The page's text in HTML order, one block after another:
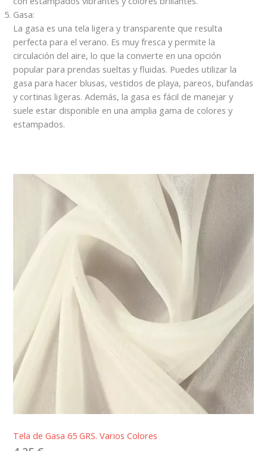
Gasa:
La gasa es una tela ligera y transparente que resulta
perfecta para el verano. Es muy fresca y permite la
circulación del aire, lo que la convierte en una opción
popular para prendas sueltas y fluidas. Puedes utilizar la
gasa para hacer blusas, vestidos de playa, pareos, bufandas
y cortinas ligeras. Además, la gasa es fácil de manejar y
suele estar disponible en una amplia gama de colores y
estampados.
Tela de Gasa 65 GRS. Varios Colores